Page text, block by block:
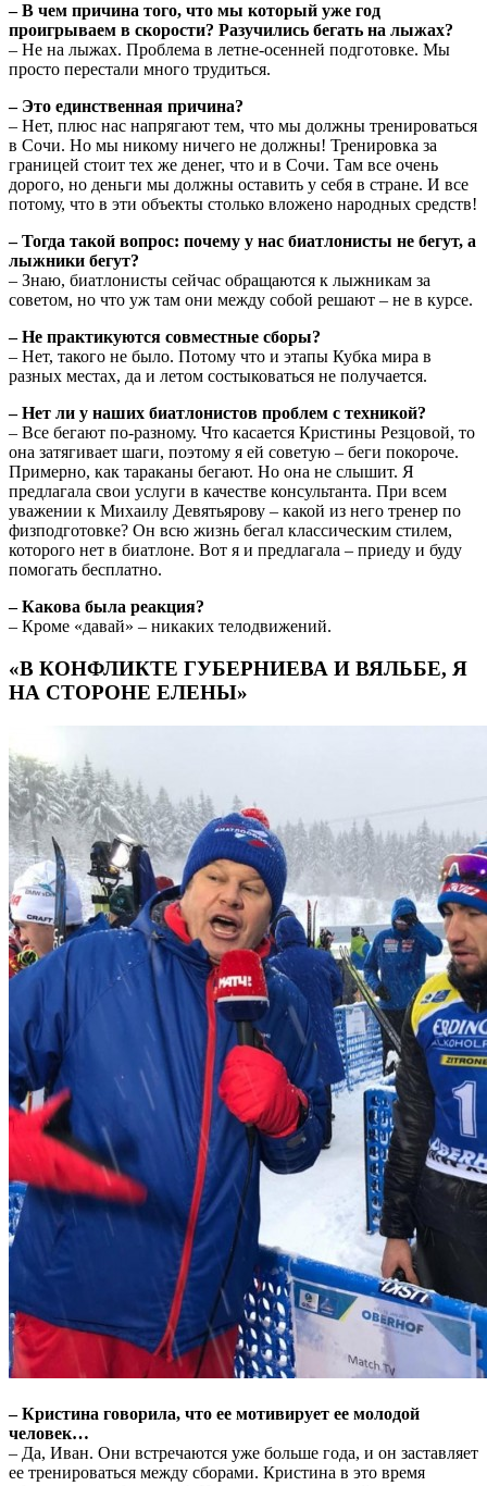
– В чем причина того, что мы который уже год
проигрываем в скорости? Разучились бегать на лыжах?
– Не на лыжах. Проблема в летне-осенней подготовке. Мы
просто перестали много трудиться.
– Это единственная причина?
– Нет, плюс нас напрягают тем, что мы должны тренироваться
в Сочи. Но мы никому ничего не должны! Тренировка за
границей стоит тех же денег, что и в Сочи. Там все очень
дорого, но деньги мы должны оставить у себя в стране. И все
потому, что в эти объекты столько вложено народных средств!
– Тогда такой вопрос: почему у нас биатлонисты не бегут, а
лыжники бегут?
– Знаю, биатлонисты сейчас обращаются к лыжникам за
советом, но что уж там они между собой решают – не в курсе.
– Не практикуются совместные сборы?
– Нет, такого не было. Потому что и этапы Кубка мира в
разных местах, да и летом состыковаться не получается.
– Нет ли у наших биатлонистов проблем с техникой?
– Все бегают по-разному. Что касается Кристины Резцовой, то
она затягивает шаги, поэтому я ей советую – беги покороче.
Примерно, как тараканы бегают. Но она не слышит. Я
предлагала свои услуги в качестве консультанта. При всем
уважении к Михаилу Девятьярову – какой из него тренер по
физподготовке? Он всю жизнь бегал классическим стилем,
которого нет в биатлоне. Вот я и предлагала – приеду и буду
помогать бесплатно.
– Какова была реакция?
– Кроме «давай» – никаких телодвижений.
«В КОНФЛИКТЕ ГУБЕРНИЕВА И ВЯЛЬБЕ, Я
НА СТОРОНЕ ЕЛЕНЫ»
– Кристина говорила, что ее мотивирует ее молодой
человек…
– Да, Иван. Они встречаются уже больше года, и он заставляет
ее тренироваться между сборами. Кристина в это время